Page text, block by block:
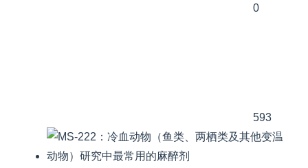
0
593